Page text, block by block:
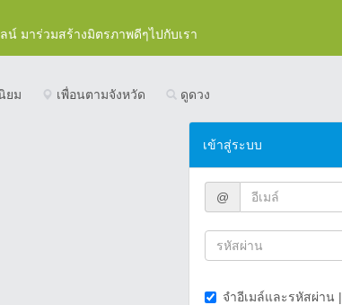
มาร่วมสร้างมิตรภาพดีๆไปกับเรา
ยม เพื่อนตามจังหวัด ดูดวง
เข้าสู่ระบบ
@
จำอีเมล์และรหัสผ่าน |